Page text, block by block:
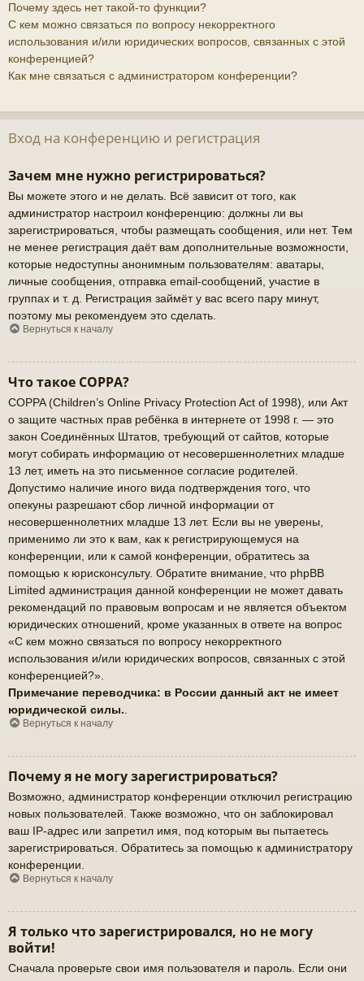
Почему здесь нет такой-то функции?
С кем можно связаться по вопросу некорректного
использования и/или юридических вопросов, связанных с этой
конференцией?
Как мне связаться с администратором конференции?
Вход на конференцию и регистрация
Зачем мне нужно регистрироваться?
Вы можете этого и не делать. Всё зависит от того, как
администратор настроил конференцию: должны ли вы
зарегистрироваться, чтобы размещать сообщения, или нет. Тем
не менее регистрация даёт вам дополнительные возможности,
которые недоступны анонимным пользователям: аватары,
личные сообщения, отправка email-сообщений, участие в
группах и т. д. Регистрация займёт у вас всего пару минут,
поэтому мы рекомендуем это сделать.
Вернуться к началу
Что такое COPPA?
COPPA (Children’s Online Privacy Protection Act of 1998), или Акт
о защите частных прав ребёнка в интернете от 1998 г. — это
закон Соединённых Штатов, требующий от сайтов, которые
могут собирать информацию от несовершеннолетних младше
13 лет, иметь на это письменное согласие родителей.
Допустимо наличие иного вида подтверждения того, что
опекуны разрешают сбор личной информации от
несовершеннолетних младше 13 лет. Если вы не уверены,
применимо ли это к вам, как к регистрирующемуся на
конференции, или к самой конференции, обратитесь за
помощью к юрисконсульту. Обратите внимание, что phpBB
Limited администрация данной конференции не может давать
рекомендаций по правовым вопросам и не является объектом
юридических отношений, кроме указанных в ответе на вопрос
«С кем можно связаться по вопросу некорректного
использования и/или юридических вопросов, связанных с этой
конференцией?».
Примечание переводчика: в России данный акт не имеет
юридической силы.
Вернуться к началу
Почему я не могу зарегистрироваться?
Возможно, администратор конференции отключил регистрацию
новых пользователей. Также возможно, что он заблокировал
ваш IP-адрес или запретил имя, под которым вы пытаетесь
зарегистрироваться. Обратитесь за помощью к администратору
конференции.
Вернуться к началу
Я только что зарегистрировался, но не могу
войти!
Сначала проверьте свои имя пользователя и пароль. Если они